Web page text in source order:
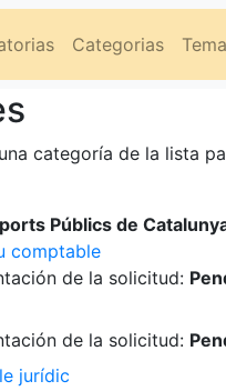
Categorias
categoría de la lista
Públics de
comptable
de la solicitud:
de la solicitud:
jurídic